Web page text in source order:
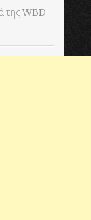
της WBD